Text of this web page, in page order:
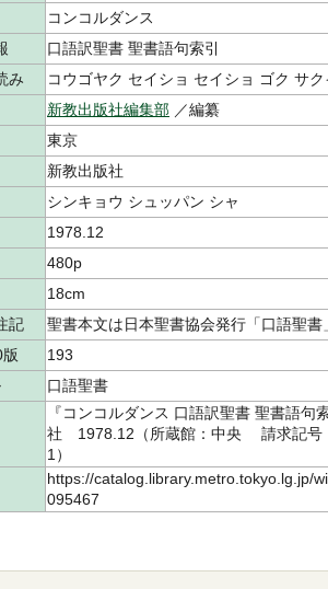
コンコルダンス
口語訳聖書 聖書語句索引
み
コウゴヤク セイショ セイショ ゴク サ
新教出版社編集部 ／編纂
東京
新教出版社
シンキョウ シュッパン シャ
1978.12
480p
18cm
記
聖書本文は日本聖書協会発行「口語聖書
193
口語聖書
『コンコルダンス 口語訳聖書 聖書語
社 1978.12（所蔵館：中央 請求記号
1）
https://catalog.library.metro.tokyo.lg.jp/
095467